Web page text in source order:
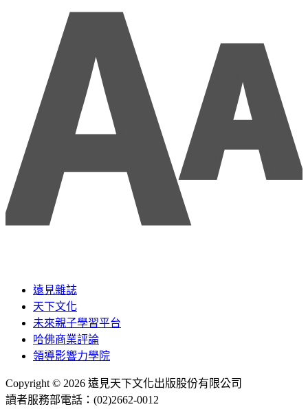
遠見雜誌
天下文化
未來親子學習平台
哈佛商業評論
領導影響力學院
Copyright © 2026 遠見天下文化出版股份有限公司
讀者服務部電話：(02)2662-0012